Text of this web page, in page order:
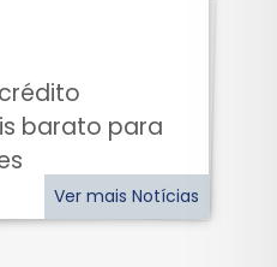
barato para
Ver mais Notícias